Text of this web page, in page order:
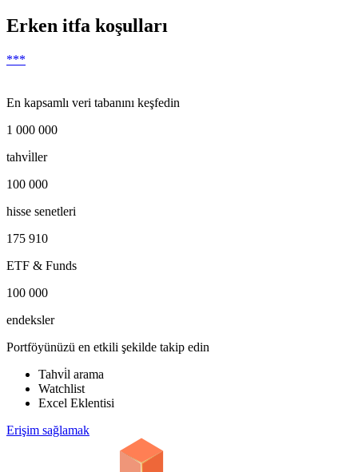
Erken itfa koşulları
***
En kapsamlı veri tabanını keşfedin
1 000 000
tahvi̇ller
100 000
hisse senetleri
175 910
ETF & Funds
100 000
endeksler
Portföyünüzü en etkili şekilde takip edin
Tahvi̇l arama
Watchlist
Excel Eklentisi
Erişim sağlamak